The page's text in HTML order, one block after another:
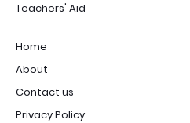
Teachers' Aid
Home
About
Contact us
Privacy Policy